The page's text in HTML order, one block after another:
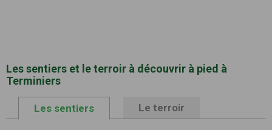
Les sentiers et le terroir à découvrir à pied à
Terminiers
Les sentiers Le terroir